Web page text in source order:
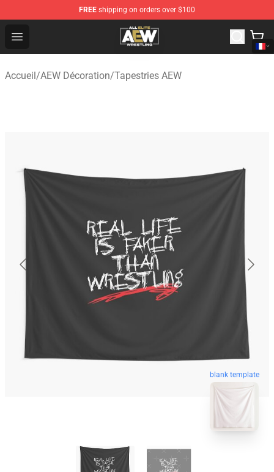
FREE shipping on orders over $100
Open menu
Aew Shop ⚡️ Official Aew Merchandise Store
Accueil/AEW Décoration/Tapestries AEW
blank template